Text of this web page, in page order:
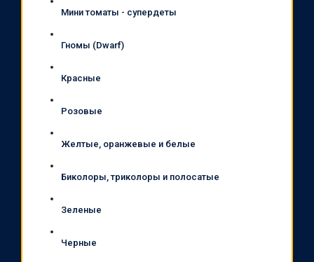
Мини томаты - супердеты
Гномы (Dwarf)
Красные
Розовые
Желтые, оранжевые и белые
Биколоры, триколоры и полосатые
Зеленые
Черные